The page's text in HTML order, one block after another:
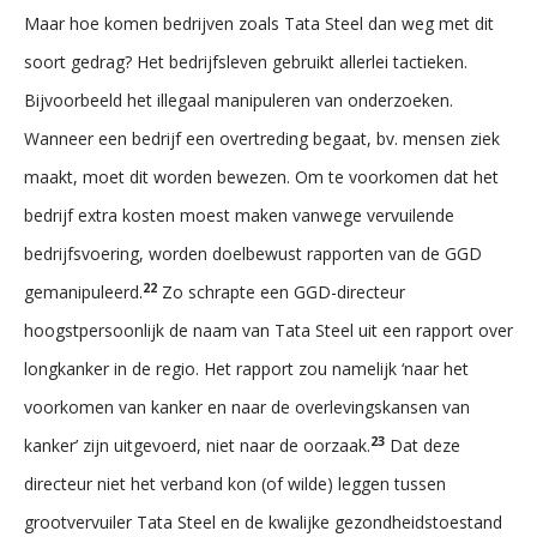
Maar hoe komen bedrijven zoals Tata Steel dan weg met dit
soort gedrag? Het bedrijfsleven gebruikt allerlei tactieken.
Bijvoorbeeld het illegaal manipuleren van onderzoeken.
Wanneer een bedrijf een overtreding begaat, bv. mensen ziek
maakt, moet dit worden bewezen. Om te voorkomen dat het
bedrijf extra kosten moest maken vanwege vervuilende
bedrijfsvoering, worden doelbewust rapporten van de GGD
gemanipuleerd.22 Zo schrapte een GGD-directeur
hoogstpersoonlijk de naam van Tata Steel uit een rapport over
longkanker in de regio. Het rapport zou namelijk ‘naar het
voorkomen van kanker en naar de overlevingskansen van
kanker’ zijn uitgevoerd, niet naar de oorzaak.23 Dat deze
directeur niet het verband kon (of wilde) leggen tussen
grootvervuiler Tata Steel en de kwalijke gezondheidstoestand